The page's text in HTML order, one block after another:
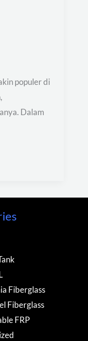
populer di
Dalam
Fiberglass
Fiberglass
FRP